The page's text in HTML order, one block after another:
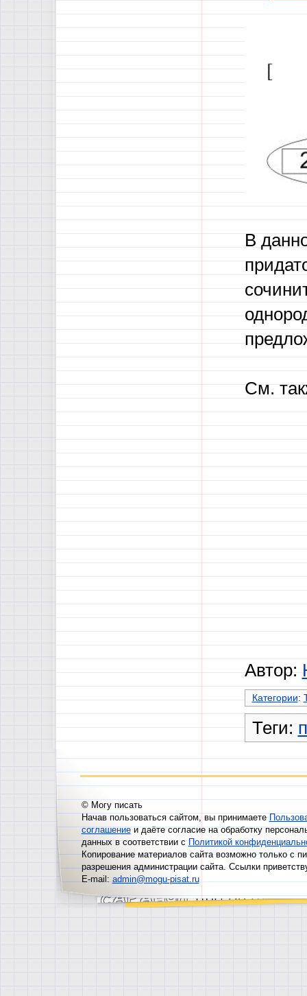
В
См.
Автор:
Категории:
Теги:
© Могу писать
Начав пользоваться сайтом, вы принимаете
соглашениеи даёте согласие на обработку
данных в соответствии сПолитикой
Копирование материалов сайта возможно только с
разрешения администрации сайта. Ссылки
E-mail:admin@mogu-pisat.ru